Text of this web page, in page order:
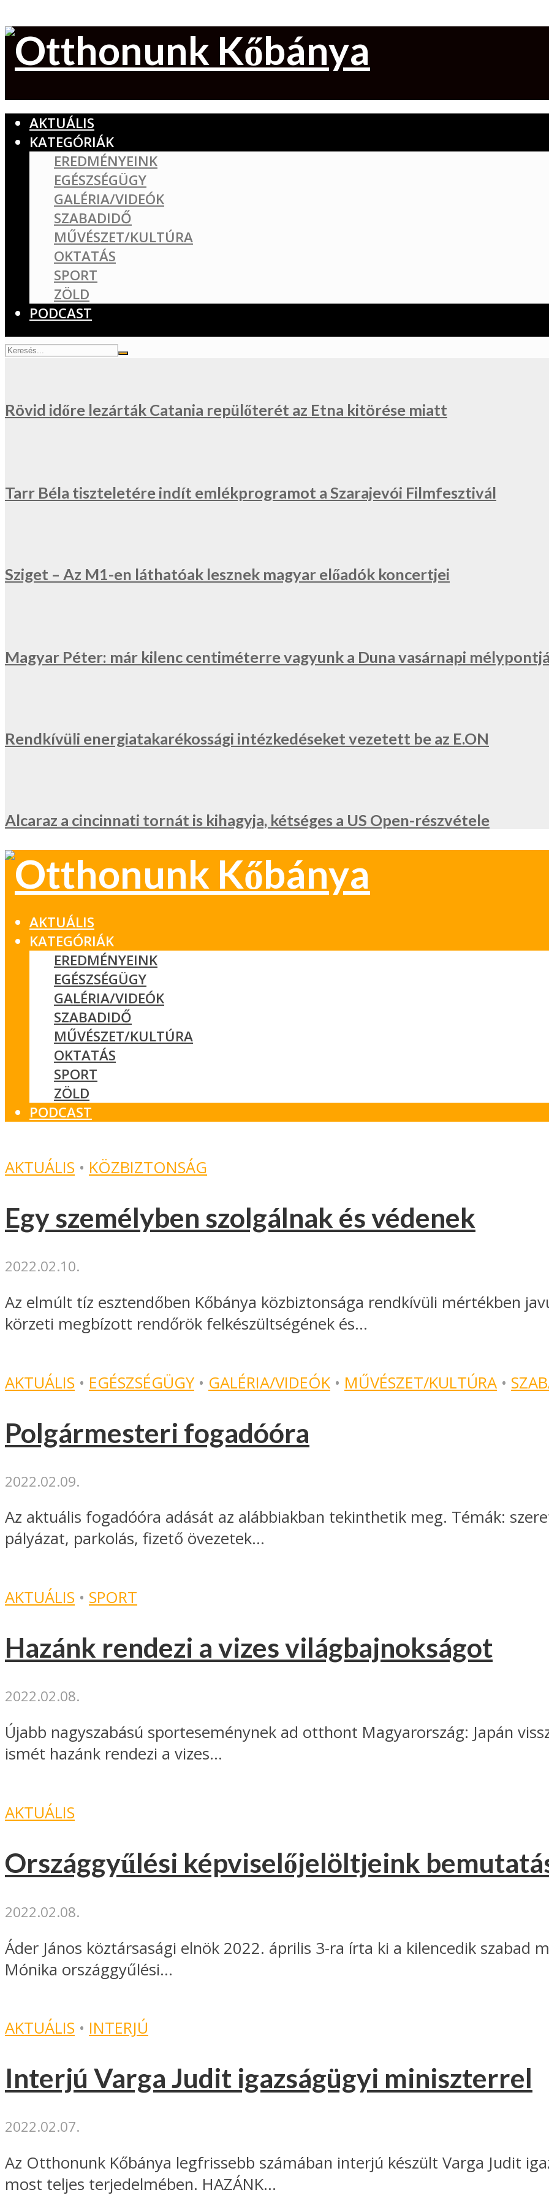
AKTUÁLIS
KATEGÓRIÁK
EREDMÉNYEINK
EGÉSZSÉGÜGY
GALÉRIA/VIDEÓK
SZABADIDŐ
MŰVÉSZET/KULTÚRA
OKTATÁS
SPORT
ZÖLD
PODCAST
Rövid időre lezárták Catania repülőterét az Etna kitörése miatt
Tarr Béla tiszteletére indít emlékprogramot a Szarajevói Filmfesztivál
Sziget – Az M1-en láthatóak lesznek magyar előadók koncertjei
Magyar Péter: már kilenc centiméterre vagyunk a Duna vasárnapi
Rendkívüli energiatakarékossági intézkedéseket vezetett be az E.ON
Alcaraz a cincinnati tornát is kihagyja, kétséges a US Open-részvétele
AKTUÁLIS
KATEGÓRIÁK
EREDMÉNYEINK
EGÉSZSÉGÜGY
GALÉRIA/VIDEÓK
SZABADIDŐ
MŰVÉSZET/KULTÚRA
OKTATÁS
SPORT
ZÖLD
PODCAST
AKTUÁLIS • KÖZBIZTONSÁG
Egy személyben szolgálnak és védenek
2022.02.10.
Az elmúlt tíz esztendőben Kőbánya közbiztonsága rendkívüli mértékben
körzeti megbízott rendőrök felkészültségének és...
AKTUÁLIS • EGÉSZSÉGÜGY • GALÉRIA/VIDEÓK • MŰVÉSZET/KULTÚRA •
Polgármesteri fogadóóra
2022.02.09.
Az aktuális fogadóóra adását az alábbiakban tekinthetik meg. Témák:
pályázat, parkolás, fizető övezetek...
AKTUÁLIS • SPORT
Hazánk rendezi a vizes világbajnokságot
2022.02.08.
Újabb nagyszabású sporteseménynek ad otthont Magyarország: Japán
ismét hazánk rendezi a vizes...
AKTUÁLIS
Országgyűlési képviselőjelöltjeink
2022.02.08.
Áder János köztársasági elnök 2022. április 3-ra írta ki a kilencedik szabad
Mónika országgyűlési...
AKTUÁLIS • INTERJÚ
Interjú Varga Judit igazságügyi miniszterrel
2022.02.07.
Az Otthonunk Kőbánya legfrissebb számában interjú készült Varga Judit
most teljes terjedelmében. HAZÁNK...